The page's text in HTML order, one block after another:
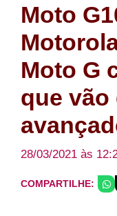
Moto
Moto G
que vão
28/03/2021 às
COMPARTILHE: